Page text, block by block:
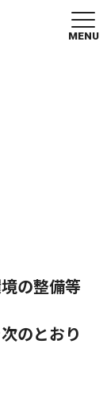
MENU
の整備等
のとおり